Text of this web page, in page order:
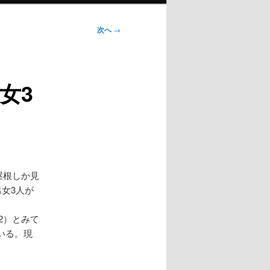
次へ→
3
しか見
3人が
とみて
る。現